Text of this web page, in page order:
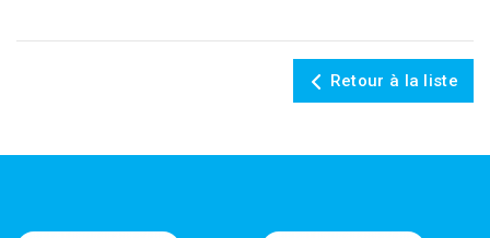
Retour à la liste